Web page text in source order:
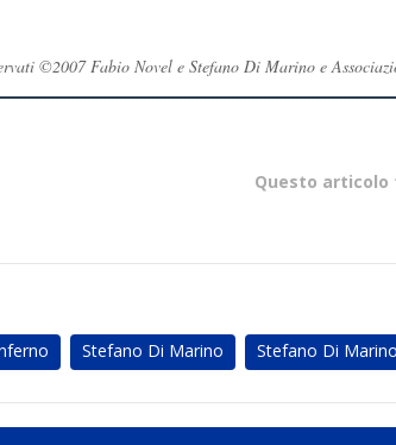
©2007 Fabio Novel e Stefano Di Marino e
Questo articolo
Stefano Di Marino Stefano Di Marino